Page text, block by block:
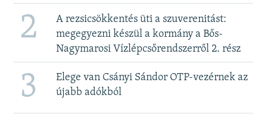
2
A rezsicsökkentés üti a szuverenitást:
megegyezni készül a kormány a Bős-
Nagymarosi Vízlépcsőrendszerről 2. rész
3
Elege van Csányi Sándor OTP-vezérnek az
újabb adókból